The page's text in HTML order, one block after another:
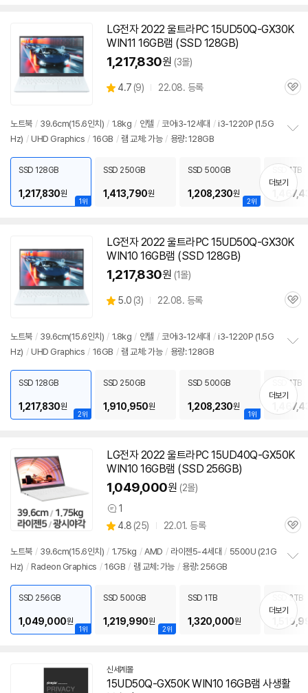
LG전자 2022 울트라PC 15UD50Q-GX30K
WIN11 16GB램 (SSD 128GB)
1,217,830원 (3몰)
별
4.7 (상
9) 22.08. 등록
관
노트북 / 39.6cm(15.6인치) / 1.8kg / 인텔 / 코어i3-12세대 / i3-1220P (1.5G
Hz) / UHD Graphics / 16GB / 램 교체: 가능 / 용량: 128GB
펼
치
기
1위
SSD 128GB
1,217,830원
SSD 250GB
1,413,790원
2위
SSD 500GB
1,208,230원
SSD 1TB
더보기
LG전자 2022 울트라PC 15UD50Q-GX30K
WIN10 16GB램 (SSD 128GB)
1,217,830원 (1몰)
별
5.0 (상
3) 22.08. 등록
관
노트북 / 39.6cm(15.6인치) / 1.8kg / 인텔 / 코어i3-12세대 / i3-1220P (1.5G
Hz) / UHD Graphics / 16GB / 램 교체: 가능 / 용량: 128GB
펼
치
기
2위
SSD 128GB
1,217,830원
SSD 250GB
1,910,950원
1위
SSD 500GB
1,208,230원
SSD 1TB
더보기
LG전자 2022 울트라PC 15UD40Q-GX50K
WIN10 16GB램 (SSD 256GB)
1,049,000원 (2몰)
상
품
견
1
별
점
4.8 (상
리
뷰
25) 22.01. 등록
관
노트북 / 39.6cm(15.6인치) / 1.75kg / AMD / 라이젠5-4세대 / 5500U (2.1G
Hz) / Radeon Graphics / 16GB / 램 교체: 가능 / 용량: 256GB
펼
치
기
1위
SSD 256GB
1,049,000원
2위
SSD 500GB
1,219,990원
SSD 1TB
1,320,000원
SSD 2TB
더보기
신세계몰
15UD50Q-GX50K WIN10 16GB램 사생활
세부정보 열기/접기